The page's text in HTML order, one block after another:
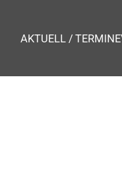
AKTUELL / TERMINE